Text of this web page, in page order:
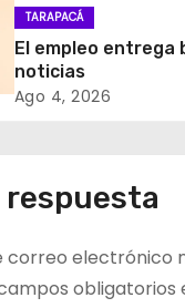
TARAPACÁ
El empleo entrega
noticias
Ago 4, 2026
respuesta
correo electrónico
obligatorios